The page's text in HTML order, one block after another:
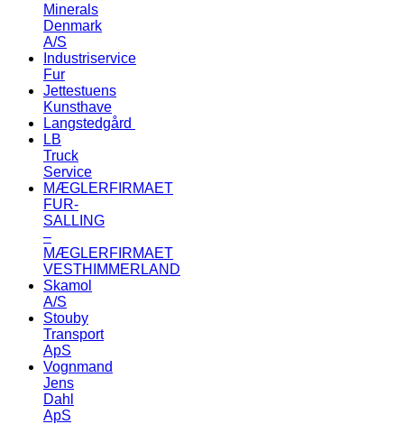
Minerals
Denmark
A/S
Industriservice
Fur
Jettestuens
Kunsthave
Langstedgård
LB
Truck
Service
MÆGLERFIRMAET
FUR-
SALLING
–
MÆGLERFIRMAET
VESTHIMMERLAND
Skamol
A/S
Stouby
Transport
ApS
Vognmand
Jens
Dahl
ApS